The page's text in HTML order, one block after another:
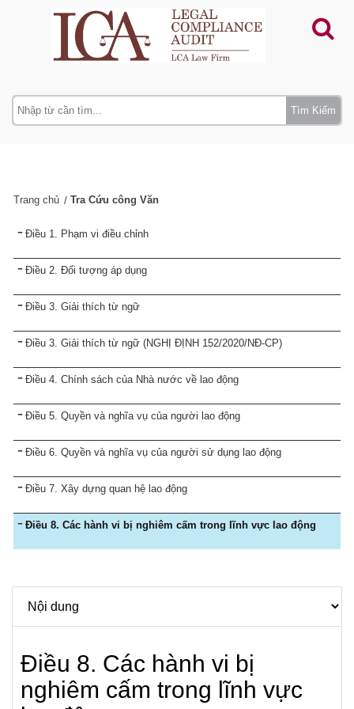
Tìm Kiếm
Trang chủ Tra Cứu công Văn
Điều 1. Phạm vi điều chỉnh
Điều 2. Đối tượng áp dụng
Điều 3. Giải thích từ ngữ
Điều 3. Giải thích từ ngữ (NGHỊ ĐỊNH 152/2020/NĐ-CP)
Điều 4. Chính sách của Nhà nước về lao động
Điều 5. Quyền và nghĩa vụ của người lao động
Điều 6. Quyền và nghĩa vụ của người sử dụng lao động
Điều 7. Xây dựng quan hệ lao động
Điều 8. Các hành vi bị nghiêm cấm trong lĩnh vực lao động
Điều 8. Các hành vi bị
nghiêm cấm trong lĩnh vực